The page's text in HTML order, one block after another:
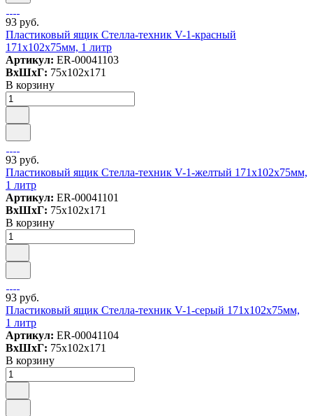
93 руб.
Пластиковый ящик Стелла-техник V-1-красный
171х102х75мм, 1 литр
Артикул: ER-00041103
ВxШxГ: 75x102x171
В корзину
93 руб.
Пластиковый ящик Стелла-техник V-1-желтый 171х102х75мм,
1 литр
Артикул: ER-00041101
ВxШxГ: 75x102x171
В корзину
93 руб.
Пластиковый ящик Стелла-техник V-1-серый 171х102х75мм,
1 литр
Артикул: ER-00041104
ВxШxГ: 75x102x171
В корзину